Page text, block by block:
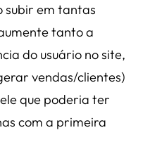
subir em tantas
tanto a
do usuário no site,
vendas/clientes)
que poderia ter
com a primeira